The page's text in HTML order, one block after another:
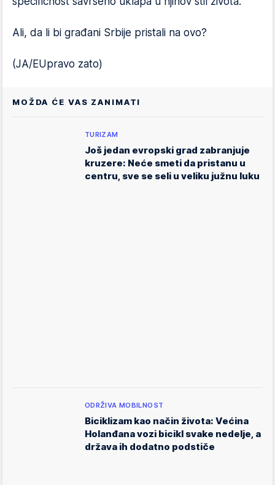
Ali, da li bi građani Srbije pristali na ovo?
(JA/EUpravo zato)
MOŽDA ĆE VAS ZANIMATI
TURIZAM
Još jedan evropski grad zabranjuje
kruzere: Neće smeti da pristanu u
centru, sve se seli u veliku južnu luku
ODRŽIVA MOBILNOST
Biciklizam kao način života: Većina
Holanđana vozi bicikl svake nedelje, a
država ih dodatno podstiče